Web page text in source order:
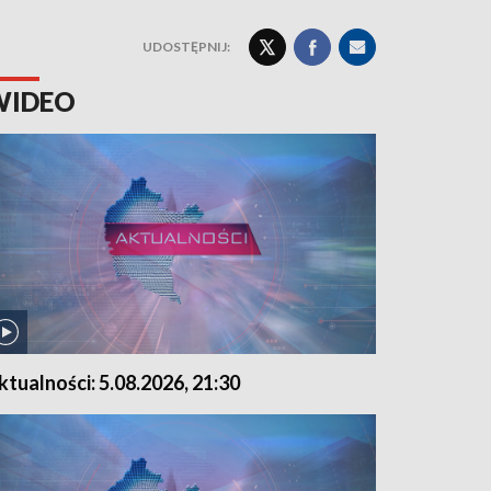
UDOSTĘPNIJ:
5.08.2026, 21:30